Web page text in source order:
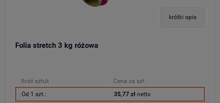
krótki opis
Folia stretch 3 kg różowa
Ilość sztuk
Cena za szt.
Od 1 szt.:
35,77 złnetto